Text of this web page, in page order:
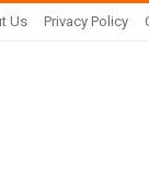
Us Privacy Policy